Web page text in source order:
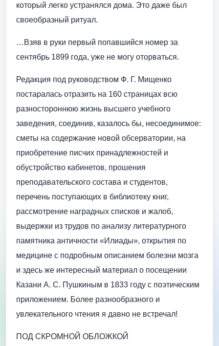
который легко устранялся дома. Это даже был
своеобразный ритуал.
…Взяв в руки первый попавшийся номер за
сентябрь 1899 года, уже не могу оторваться.
Редакция под руководством Ф. Г. Мищенко
постаралась отразить на 160 страницах всю
разностороннюю жизнь высшего учебного
заведения, соединив, казалось бы, несоединимое:
сметы на содержание новой обсерватории, на
приобретение писчих принадлежностей и
обустройство кабинетов, прошения
преподавательского состава и студентов,
перечень поступающих в библиотеку книг,
рассмотрение наградных списков и жалоб,
выдержки из трудов по анализу литературного
памятника античности «Илиады», открытия по
медицине с подробным описанием болезни мозга
и здесь же интересный материал о посещении
Казани А. С. Пушкиным в 1833 году с поэтическим
приложением. Более разнообразного и
увлекательного чтения я давно не встречал!
ПОД СКРОМНОЙ ОБЛОЖКОЙ